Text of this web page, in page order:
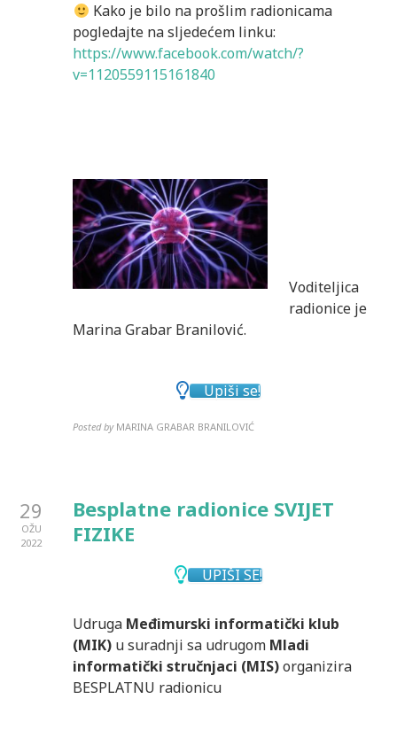
Kako je bilo na prošlim radionicama
pogledajte na sljedećem linku:
https://www.facebook.com/watch/?
v=1120559115161840
Voditeljica
radionice je
Marina Grabar Branilović.
Upiši se!
Posted by MARINA GRABAR BRANILOVIĆ
29
OŽU
2022
Besplatne radionice SVIJET
FIZIKE
UPIŠI SE!
Udruga Međimurski informatički klub
(MIK) u suradnji sa udrugom Mladi
informatički stručnjaci (MIS)organizira
BESPLATNU radionicu